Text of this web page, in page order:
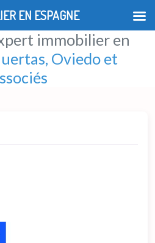
immobilier en
Oviedo et
EN ESPAGNE